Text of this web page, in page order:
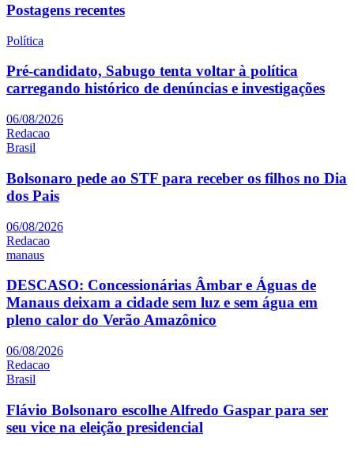
Postagens recentes
Política
Pré-candidato, Sabugo tenta voltar à política
carregando histórico de denúncias e investigações
06/08/2026
Redacao
Brasil
Bolsonaro pede ao STF para receber os filhos no Dia
dos Pais
06/08/2026
Redacao
manaus
DESCASO: Concessionárias Âmbar e Águas de
Manaus deixam a cidade sem luz e sem água em
pleno calor do Verão Amazônico
06/08/2026
Redacao
Brasil
Flávio Bolsonaro escolhe Alfredo Gaspar para ser
seu vice na eleição presidencial